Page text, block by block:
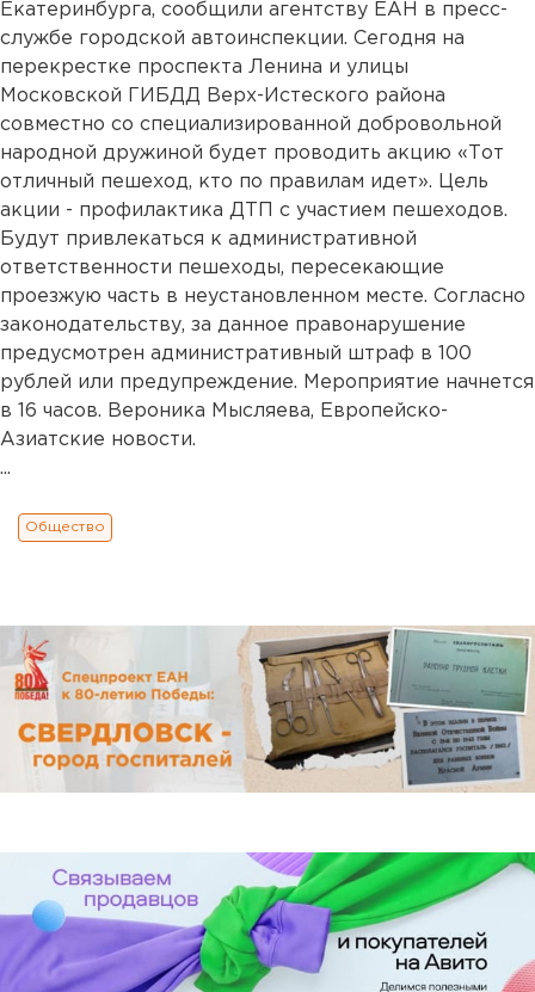
Екатеринбурга, сообщили агентству ЕАН в пресс-
службе городской автоинспекции. Сегодня на
перекрестке проспекта Ленина и улицы
Московской ГИБДД Верх-Истеского района
совместно со специализированной добровольной
народной дружиной будет проводить акцию «Тот
отличный пешеход, кто по правилам идет». Цель
акции - профилактика ДТП с участием пешеходов.
Будут привлекаться к административной
ответственности пешеходы, пересекающие
проезжую часть в неустановленном месте. Согласно
законодательству, за данное правонарушение
предусмотрен административный штраф в 100
рублей или предупреждение. Мероприятие начнется
в 16 часов. Вероника Мысляева, Европейско-
Азиатские новости.
...
Общество